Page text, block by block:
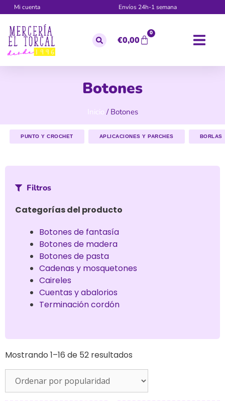
Mi cuenta Envíos 24h-1 semana
€0,00
0
Botones
Inicio / Botones
PUNTO Y CROCHET APLICACIONES Y PARCHES BORLAS
Filtros
Categorías del producto
Botones de fantasía
Botones de madera
Botones de pasta
Cadenas y mosquetones
Caireles
Cuentas y abalorios
Terminación cordón
Mostrando 1–16 de 52 resultados